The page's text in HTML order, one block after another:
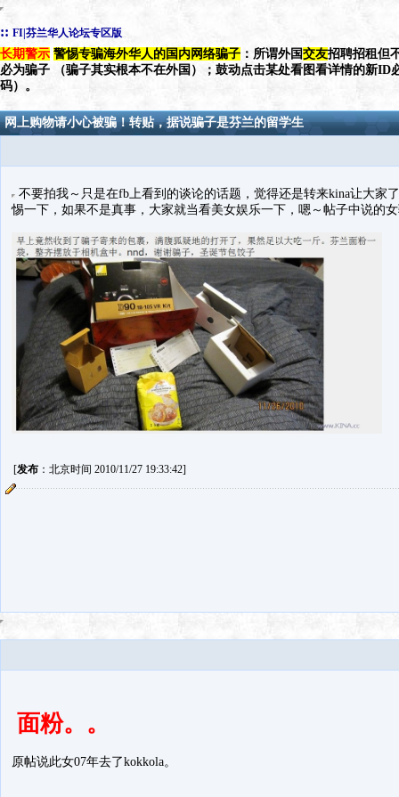
:: FI|芬兰华人论坛专区版
长期警示 警惕专骗海外华人的国内网络骗子 ：所谓外国交友招聘招租但
必为骗子 （骗子其实根本不在外国）；鼓动点击某处看图看详情的新ID
码）。
网上购物请小心被骗！转贴，据说骗子是芬兰的留学生
不要拍我～只是在fb上看到的谈论的话题，觉得还是转来kina让大家
惕一下，如果不是真事，大家就当看美女娱乐一下，嗯～帖子中说的
[发布：北京时间 2010/11/27 19:33:42]
面粉。。
原帖说此女07年去了kokkola。